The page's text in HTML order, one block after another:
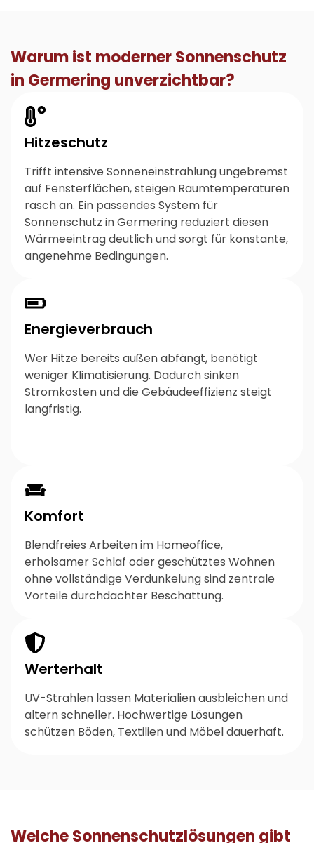
Warum ist moderner Sonnenschutz
in Germering unverzichtbar?
Hitzeschutz
Trifft intensive Sonneneinstrahlung ungebremst
auf Fensterflächen, steigen Raumtemperaturen
rasch an. Ein passendes System für
Sonnenschutz in Germering reduziert diesen
Wärmeeintrag deutlich und sorgt für konstante,
angenehme Bedingungen.
Energieverbrauch
Wer Hitze bereits außen abfängt, benötigt
weniger Klimatisierung. Dadurch sinken
Stromkosten und die Gebäudeeffizienz steigt
langfristig.
Komfort
Blendfreies Arbeiten im Homeoffice,
erholsamer Schlaf oder geschütztes Wohnen
ohne vollständige Verdunkelung sind zentrale
Vorteile durchdachter Beschattung.
Werterhalt
UV-Strahlen lassen Materialien ausbleichen und
altern schneller. Hochwertige Lösungen
schützen Böden, Textilien und Möbel dauerhaft.
Welche Sonnenschutzlösungen gibt